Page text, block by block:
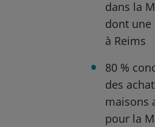
dans la
dont
à Reims
80 %
des
maisons
pour la